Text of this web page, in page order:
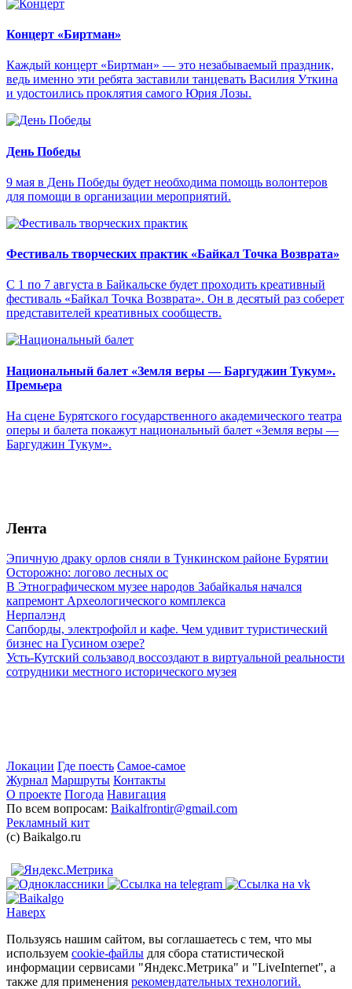
Концерт «Биртман»
Каждый концерт «Биртман» — это незабываемый праздник,
ведь именно эти ребята заставили танцевать Василия Уткина
и удостоились проклятия самого Юрия Лозы.
День Победы
9 мая в День Победы будет необходима помощь волонтеров
для помощи в организации мероприятий.
Фестиваль творческих практик «Байкал Точка Возврата»
С 1 по 7 августа в Байкальске будет проходить креативный
фестиваль «Байкал Точка Возврата». Он в десятый раз соберет
представителей креативных сообществ.
Национальный балет «Земля веры — Баргуджин Тукум‎».
Премьера
На сцене Бурятского государственного академического театра
оперы и балета покажут национальный балет «Земля веры —
Баргуджин Тукум‎».
Лента
Эпичную драку орлов сняли в Тункинском районе Бурятии
Осторожно: логово лесных ос
В Этнографическом музее народов Забайкалья начался
капремонт Археологического комплекса
Нерпалэнд
Сапборды, электрофойл и кафе. Чем удивит туристический
бизнес на Гусином озере?
Усть-Кутский сользавод воссоздают в виртуальной реальности
сотрудники местного исторического музея
Локации Где поесть Самое-самое
Журнал Маршруты Контакты
О проекте Погода Навигация
По всем вопросам: Baikalfrontir@gmail.com
Рекламный кит
(с) Baikalgo.ru
Наверх
Пользуясь нашим сайтом, вы соглашаетесь с тем, что мы
используем cookie-файлы для сбора статистической
информации сервисами "Яндекс.Метрика" и "LiveInternet", а
также для применения рекомендательных технологий.